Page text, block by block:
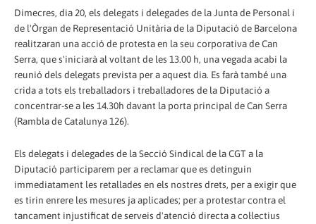
Dimecres, dia 20, els delegats i delegades de la Junta de Personal i
de l'Òrgan de Representació Unitària de la Diputació de Barcelona
realitzaran una acció de protesta en la seu corporativa de Can
Serra, que s'iniciarà al voltant de les 13.00 h, una vegada acabi la
reunió dels delegats prevista per a aquest dia. Es farà també una
crida a tots els treballadors i treballadores de la Diputació a
concentrar-se a les 14.30h davant la porta principal de Can Serra
(Rambla de Catalunya 126).
Els delegats i delegades de la Secció Sindical de la CGT a la
Diputació participarem per a reclamar que es detinguin
immediatament les retallades en els nostres drets, per a exigir que
es tirin enrere les mesures ja aplicades; per a protestar contra el
tancament injustificat de serveis d'atenció directa a col·lectius